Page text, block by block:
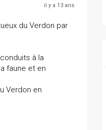
il y a 13 ans
du Verdon par
à la
faune et en
Verdon en